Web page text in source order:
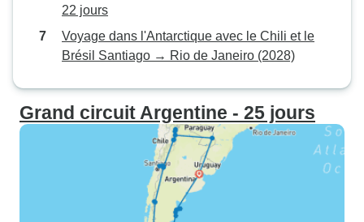
22 jours
Voyage dans l'Antarctique avec le Chili et le
Brésil Santiago → Rio de Janeiro (2028)
Grand circuit Argentine - 25 jours